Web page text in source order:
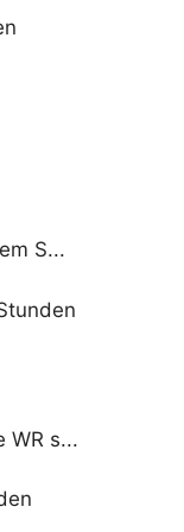
S...
WR s...